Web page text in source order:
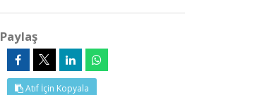
Paylaş
Atıf İçin Kopyala